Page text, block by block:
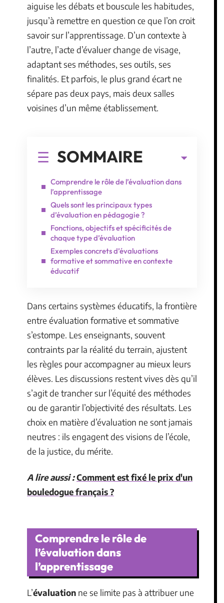
aiguise les débats et bouscule les habitudes,
jusqu’à remettre en question ce que l’on croit
savoir sur l’apprentissage. D’un contexte à
l’autre, l’acte d’évaluer change de visage,
adaptant ses méthodes, ses outils, ses
finalités. Et parfois, le plus grand écart ne
sépare pas deux pays, mais deux salles
voisines d’un même établissement.
SOMMAIRE
Comprendre le rôle de l’évaluation dans
l’apprentissage
Quels sont les principaux types
d’évaluation en pédagogie ?
Fonctions, objectifs et spécificités de
chaque type d’évaluation
Exemples concrets d’évaluations
formative et sommative en contexte
éducatif
Dans certains systèmes éducatifs, la frontière
entre évaluation formative et sommative
s’estompe. Les enseignants, souvent
contraints par la réalité du terrain, ajustent
les règles pour accompagner au mieux leurs
élèves. Les discussions restent vives dès qu’il
s’agit de trancher sur l’équité des méthodes
ou de garantir l’objectivité des résultats. Les
choix en matière d’évaluation ne sont jamais
neutres : ils engagent des visions de l’école,
de la justice, du mérite.
A lire aussi :Comment est fixé le prix d'un
bouledogue français ?
Comprendre le rôle de
l’évaluation dans
l’apprentissage
L’évaluation ne se limite pas à attribuer une